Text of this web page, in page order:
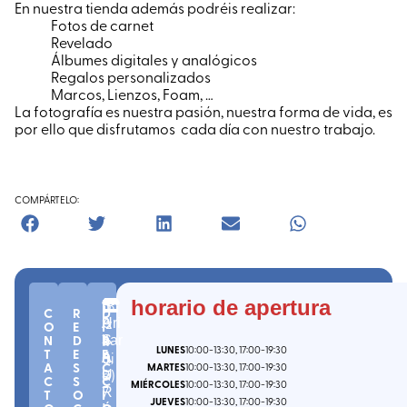
En nuestra tienda además podréis realizar:
Fotos de carnet
Revelado
Álbumes digitales y analógicos
Regalos personalizados
Marcos, Lienzos, Foam, …
La fotografía es nuestra pasión, nuestra forma de vida, es
por ello que disfrutamos cada día con nuestro trabajo.
COMPÁRTELO:
C
O
N
T
A
C
T
R
E
D
E
S
S
O
horario de apertura
LUNES10:00-13:30 , 17:00-19:30
MARTES10:00-13:30 , 17:00-19:30
MIÉRCOLES10:00-13:30 , 17:00-19:30
JUEVES10:00-13:30 , 17:00-19:30
D
I
R
E
C
C
I
Uri
bar
ri,
n
º
1
0
-
C.
P.
4
8
9
7
B
A
S
A
U
R
(B
iz
k
ai
a)